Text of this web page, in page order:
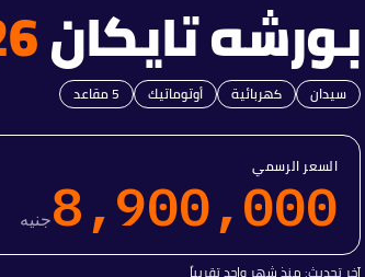
بورشهتايكان
سيدان كهربائية أوتوماتيك 5مقاعد
السعر الرسمي
8,900,000جنيه